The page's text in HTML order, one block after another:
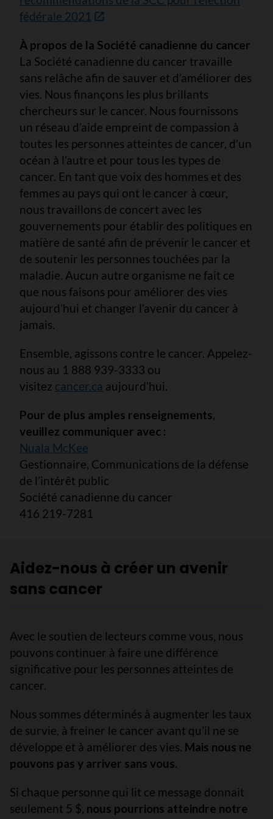
fédérale 2021
À propos de la Société canadienne du cancer
La Société canadienne du cancer travaille
sans relâche afin de sauver et d’améliorer des
vies. Nous finançons les plus brillants
chercheurs sur le cancer. Nous fournissons
un réseau d’aide empreint de compassion à
toutes les personnes atteintes de cancer, d’un
océan à l’autre et pour tous les types de
cancer. En tant que voix des hommes et des
femmes au pays qui ont le cancer à cœur,
nous travaillons de concert avec les
gouvernements pour établir des politiques en
matière de santé afin de prévenir le cancer et
de soutenir les personnes touchées par la
maladie. Aucun autre organisme ne fait ce
que nous faisons pour améliorer des vies
aujourd’hui et changer l’avenir du cancer à
jamais.
Ensemble, agissons contre le cancer. Appelez-
nous au 1 888 939-3333 ou
visitez cancer.ca aujourd’hui.
Pour de plus amples renseignements,
veuillez communiquer avec :
Nuala McKee
Gestionnaire, Communications de la défense
de l’intérêt public
Société canadienne du cancer
416 219-7281
Aidez-nous à créer un avenir
sans cancer
Avec le soutien de lecteurs comme vous, nous
pouvons continuer à faire une différence
significative pour les personnes atteintes de
cancer.
Nous sommes déterminés à augmenter les taux
de survie, à freiner le cancer avant qu’il ne se
développe et à améliorer des vies. Mais nous ne
pouvons pas y arriver sans vous.
Si chaque personne qui lit ce message donnait
seulement 5 $, nous pourrions atteindre notre